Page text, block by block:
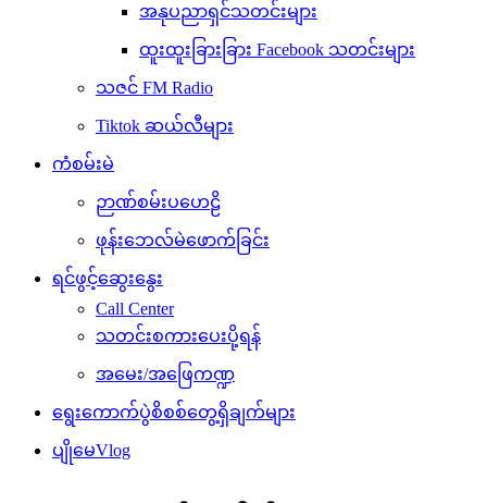
အနုပညာရှင်သတင်းများ
ထူးထူးခြားခြား Facebook သတင်းများ
သဇင် FM Radio
Tiktok ဆယ်လီများ
ကံစမ်းမဲ
ဉာဏ်စမ်းပဟေဠိ
ဖုန်းဘေလ်မဲဖောက်ခြင်း
ရင်ဖွင့်ဆွေးနွေး
Call Center
သတင်းစကားပေးပို့ရန်
အမေး/အဖြေကဏ္ဍ
ရွေးကောက်ပွဲစိစစ်တွေ့ရှိချက်များ
ပျိုမေVlog